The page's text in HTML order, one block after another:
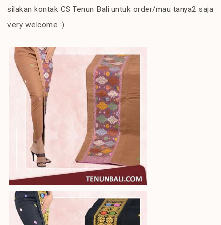
silakan kontak CS Tenun Bali untuk order/mau tanya2 saja
very welcome :)